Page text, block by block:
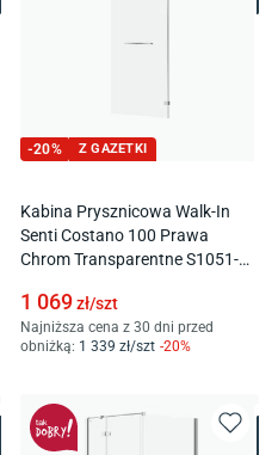
-20% Z GAZETKI
Kabina Prysznicowa Walk-In
Senti Costano 100 Prawa
Chrom Transparentne S1051-
1 069zł/szt
Najniższa cena z 30 dni przed
obniżką: 1 339 zł/szt -20%